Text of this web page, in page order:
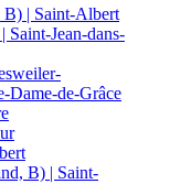
B) | Saint-Albert
Saint-Jean-dans-
Dame-de-Grâce
B) | Saint-